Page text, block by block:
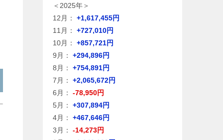
＜2025年＞
12月：
+1,617,455円
11月：
+727,010円
10月：
+857,721円
9月：
+294,896円
8月：
+754,891円
7月：
+2,065,672円
6月：
-78,950円
5月：
+307,894円
4月：
+467,646円
3月：
-14,273円